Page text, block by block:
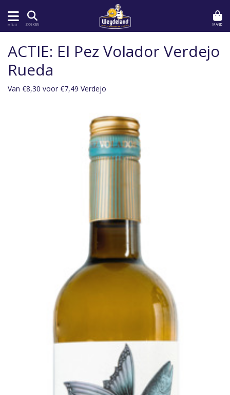
MENU ZOEKEN MAND
ACTIE: El Pez Volador Verdejo
Rueda
Van €8,30 voor €7,49 Verdejo